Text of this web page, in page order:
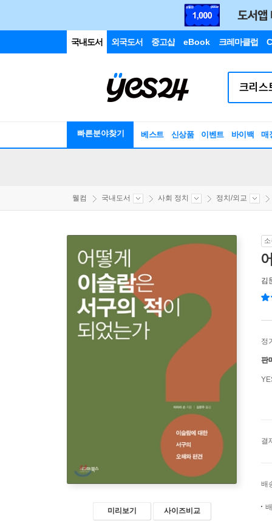
국내도서 외국도서 중고샵 eBook 크레마클럽
빠른분야찾기 베스트 신상품 이벤트 바이백 매
웰컴 국내도서 사회 정치 정치/외교
미리보기 사이즈비교
김
정
판
결
배